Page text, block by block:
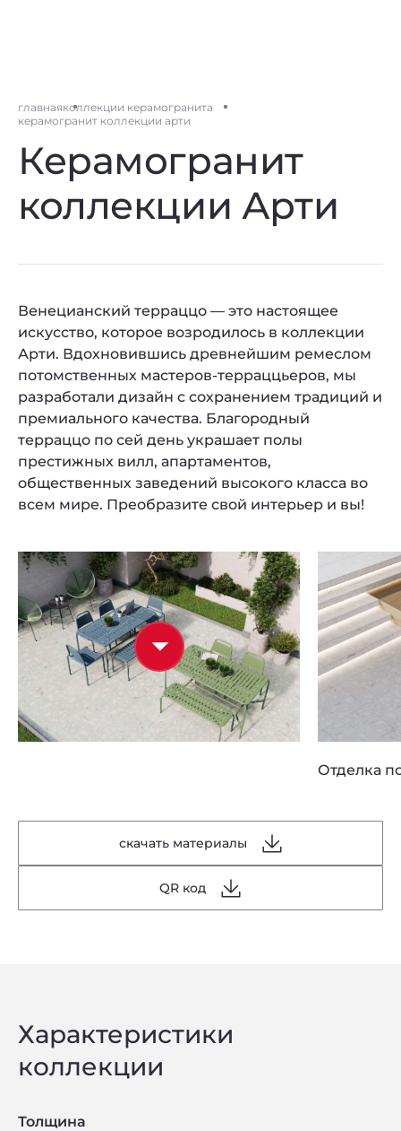
главнаяколлекции керамогранита
керамогранит коллекции арти
Керамогранит
коллекции Арти
Венецианский терраццо — это настоящее
искусство, которое возродилось в коллекции
Арти. Вдохновившись древнейшим ремеслом
потомственных мастеров-терраццьеров, мы
разработали дизайн с сохранением традиций и
премиального качества. Благородный
терраццо по сей день украшает полы
престижных вилл, апартаментов,
общественных заведений высокого класса во
всем мире. Преобразите свой интерьер и вы!
Отделка
скачать материалы
QR код
Характеристики
коллекции
Толщина